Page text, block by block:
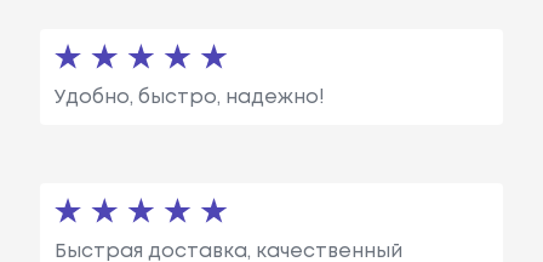
Удобно, быстро, надежно!
Быстрая доставка, качественный